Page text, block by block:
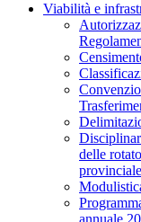
Viabilità e
delle
provinciale
annuale